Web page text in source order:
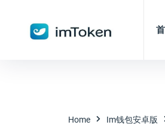
Home Im钱包安卓版